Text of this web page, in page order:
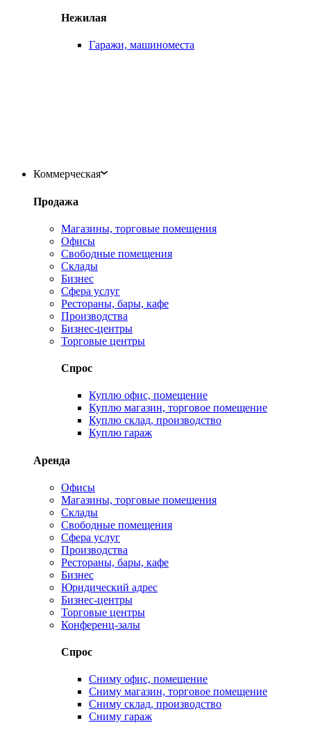
Нежилая
Гаражи, машиноместа
Коммерческая
Продажа
Магазины, торговые помещения
Офисы
Свободные помещения
Склады
Бизнес
Сфера услуг
Рестораны, бары, кафе
Производства
Бизнес-центры
Торговые центры
Спрос
Куплю офис, помещение
Куплю магазин, торговое помещение
Куплю склад, производство
Куплю гараж
Аренда
Офисы
Магазины, торговые помещения
Склады
Свободные помещения
Сфера услуг
Производства
Рестораны, бары, кафе
Бизнес
Юридический адрес
Бизнес-центры
Торговые центры
Конференц-залы
Спрос
Сниму офис, помещение
Сниму магазин, торговое помещение
Сниму склад, производство
Сниму гараж